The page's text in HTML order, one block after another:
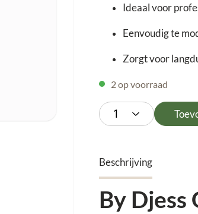
Ideaal voor
Eenvoudig te
Zorgt voor
2 op voorraad
Beschrijving
By Djess